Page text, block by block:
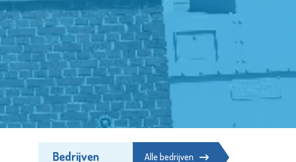
Bedrijven Alle bedrijven